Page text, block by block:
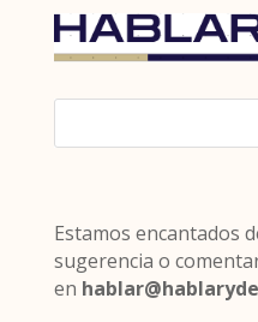
Estamos encantados
sugerencia o
en